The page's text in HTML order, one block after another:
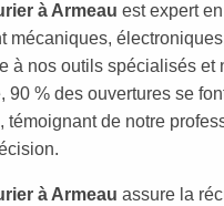
à Armeau est expert
mécaniques,
à nos outils spécialisés et
90 % des ouvertures se
témoignant de notre
à Armeau assure la